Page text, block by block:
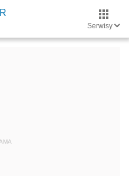
Serwisy